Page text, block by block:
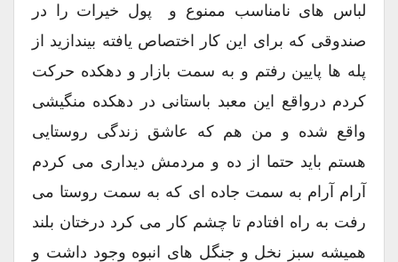
لباس های نامناسب ممنوع و پول خیرات را در
صندوقی که برای این کار اختصاص یافته بیندازید از
پله ها پایین رفتم و به سمت بازار و دهکده حرکت
کردم درواقع این معبد باستانی در دهکده منگیشی
واقع شده و من هم که عاشق زندگی روستایی
هستم باید حتما از ده و مردمش دیداری می کردم
آرام آرام به سمت جاده ای که به سمت روستا می
رفت به راه افتادم تا چشم کار می کرد درختان بلند
همیشه سبز نخل و جنگل های انبوه وجود داشت و